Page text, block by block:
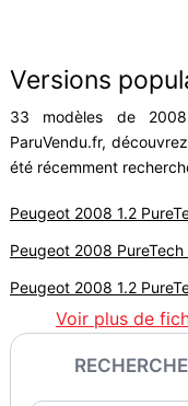
Versions
33 modèles de
ParuVendu.fr,
été récemment
Peugeot 2008 1.2
Peugeot 2008
Peugeot 2008 1.2
Voir plus de